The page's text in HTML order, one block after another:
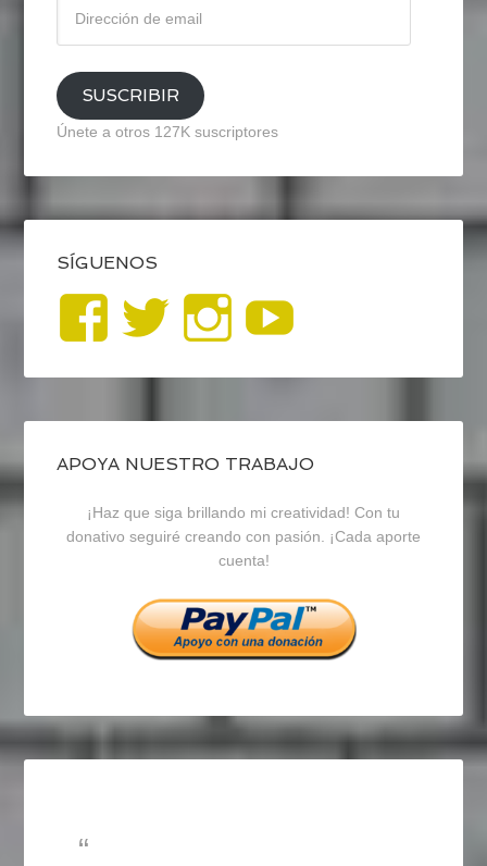
email
SUSCRIBIR
Únete a otros 127K suscriptores
SÍGUENOS
Ver
perfil
de
blogrecursosep
en
Facebook
Ver
perfil
de
recursosep
en
Twitter
Ver
perfil
de
recursosep
en
Instagram
APOYA NUESTRO TRABAJO
¡Haz que siga brillando mi creatividad! Con tu
donativo seguiré creando con pasión. ¡Cada aporte
cuenta!